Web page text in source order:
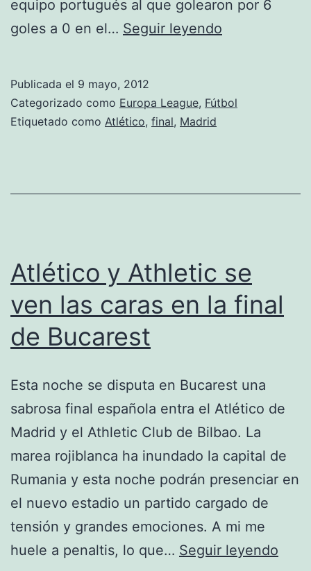
equipo portugués al que golearon por 6
goles a 0 en el… Seguir leyendo
de
Europa
Publicada el 9 mayo, 2012
Categorizado como Europa League, Fútbol
Etiquetado como Atlético, final, Madrid
Atlético y Athletic se
ven las caras en la final
de Bucarest
Esta noche se disputa en Bucarest una
sabrosa final española entra el Atlético de
Madrid y el Athletic Club de Bilbao. La
marea rojiblanca ha inundado la capital de
Rumania y esta noche podrán presenciar en
el nuevo estadio un partido cargado de
tensión y grandes emociones. A mi me
huele a penaltis, lo que… Seguir leyendo